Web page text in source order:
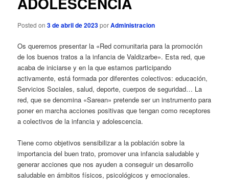
d
e
n
t
r
a
d
a
s
Posted on3 de abril de 2023porAdministracion
Os queremos presentar la «Red comunitaria para la promoción
de los buenos tratos a la infancia de Valdizarbe». Esta red, que
acaba de iniciarse y en la que estamos participando
activamente, está formada por diferentes colectivos: educación,
Servicios Sociales, salud, deporte, cuerpos de seguridad… La
red, que se denomina «Sarean» pretende ser un instrumento para
poner en marcha acciones positivas que tengan como receptores
a colectivos de la infancia y adolescencia.
Tiene como objetivos sensibilizar a la población sobre la
importancia del buen trato, promover una infancia saludable y
generar acciones que nos ayuden a conseguir un desarrollo
saludable en ámbitos físicos, psicológicos y emocionales.